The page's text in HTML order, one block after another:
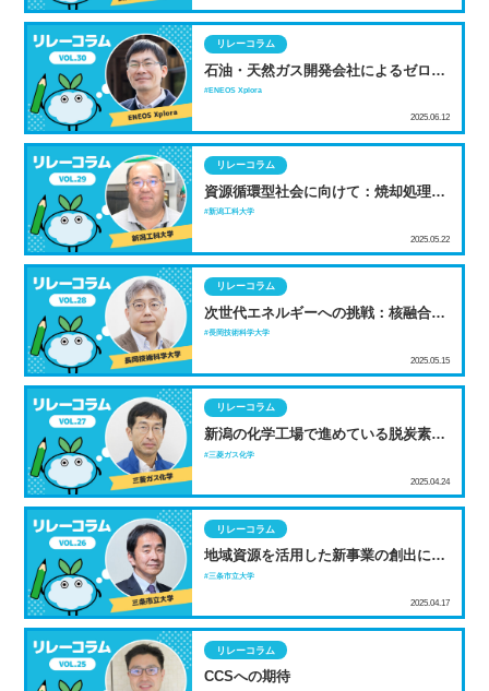
石油・天然ガス開発会社によるゼロエ
ミッション拠点とは？
リレーコラム
2025.06.12
ENEOS Xplora
資源循環型社会に向けて：焼却処理か
らメタン発酵へ
リレーコラム
2025.05.22
新潟工科大学
次世代エネルギーへの挑戦：核融合発
電の可能性と課題
リレーコラム
2025.05.15
長岡技術科学大学
新潟の化学工場で進めている脱炭素に
向けた取り組み
リレーコラム
2025.04.24
三菱ガス化学
地域資源を活用した新事業の創出にチ
ャレンジ！
リレーコラム
2025.04.17
三条市立大学
CCSへの期待
リレーコラム